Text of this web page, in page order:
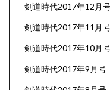
剣道時代2017年12月
剣道時代2017年11月
剣道時代2017年10月
剣道時代2017年9月号